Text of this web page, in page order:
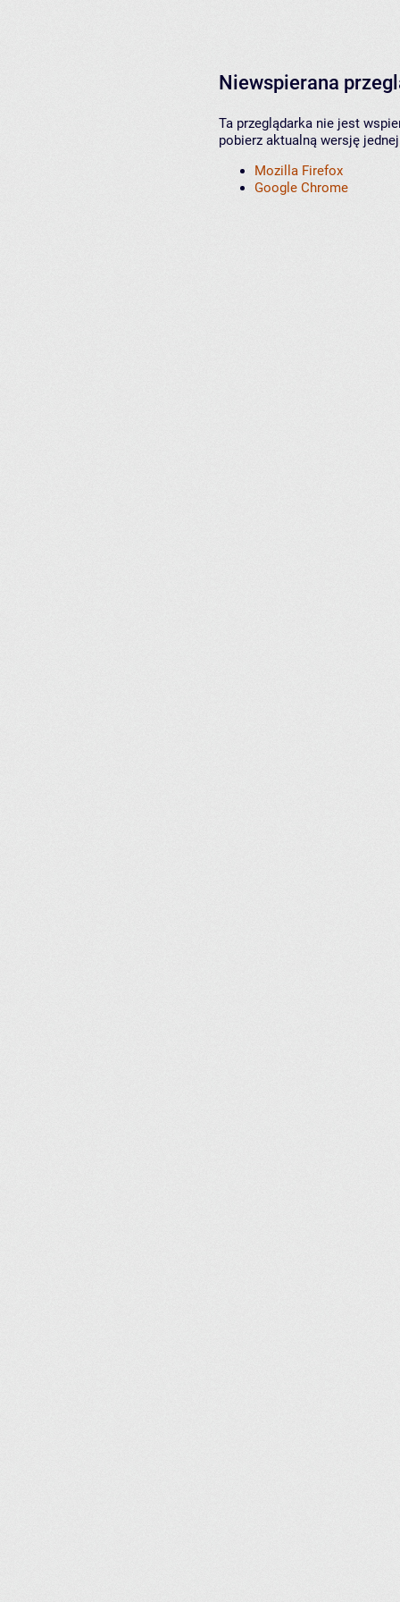
Niewspierana
Ta przeglądarka nie jest
pobierz aktualną wersję
Mozilla Firefox
Google Chrome